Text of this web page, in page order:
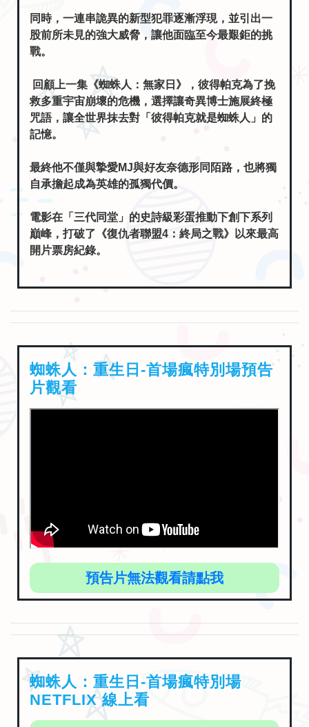
同時，一連串詭異的新型犯罪逐漸浮現，並引出一
股前所未見的強大威脅，讓他面臨至今最艱鉅的挑
戰。
回顧上一集《蜘蛛人：無家日》，彼得帕克為了挽
救多重宇宙崩壞的危機，選擇讓奇異博士施展終極
咒語，讓全世界抹去對「彼得帕克就是蜘蛛人」的
記憶。
最終他不僅與摯愛MJ與好友奈德形同陌路，也將獨
自承擔起成為英雄的孤獨代價。
電影在「三代同堂」的史詩級彩蛋推動下創下系列
巔峰，打破了《復仇者聯盟4：終局之戰》以來最高
開片票房紀錄。
蜘蛛人：重生日-首場瘋特別場預告
片觀看
預告片無法觀看請點我
蜘蛛人：重生日-首場瘋特別場
NETFLIX 線上看